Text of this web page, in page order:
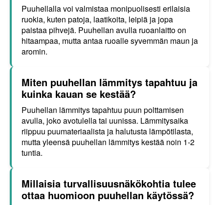
Puuhellalla voi valmistaa monipuolisesti erilaisia
ruokia, kuten patoja, laatikoita, leipiä ja jopa
paistaa pihvejä. Puuhellan avulla ruoanlaitto on
hitaampaa, mutta antaa ruoalle syvemmän maun ja
aromin.
Miten puuhellan lämmitys tapahtuu ja
kuinka kauan se kestää?
Puuhellan lämmitys tapahtuu puun polttamisen
avulla, joko avotulella tai uunissa. Lämmitysaika
riippuu puumateriaalista ja halutusta lämpötilasta,
mutta yleensä puuhellan lämmitys kestää noin 1-2
tuntia.
Millaisia turvallisuusnäkökohtia tulee
ottaa huomioon puuhellan käytössä?